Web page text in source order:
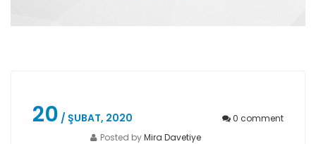
20 / ŞUBAT, 2020 0 comment
Posted byMira Davetiye